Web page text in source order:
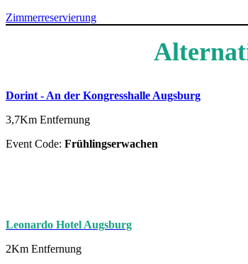
Zimmerreservierung
Dorint - An der Kongresshalle Augsburg
3,7Km Entfernung
Event Code: Frühlingserwachen
Leonardo Hotel Augsburg
2Km Entfernung